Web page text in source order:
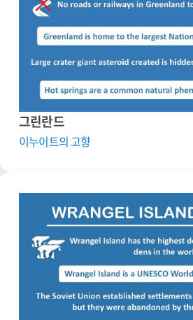
그린란드
이누이트의 고향